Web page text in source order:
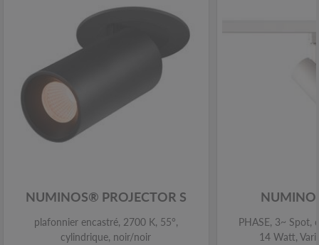
NUMINOS® PROJECTOR S
plafonnier encastré, 2700 K, 55°,
cylindrique, noir/noir
PHASE, 3~ Spot,
14 Watt,